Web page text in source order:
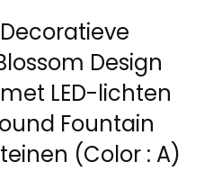
Design
LED-lichten
Fountain
(Color : A)